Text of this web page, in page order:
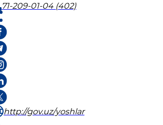
71-209-01-04 (402)
http://gov.uz/yoshlar